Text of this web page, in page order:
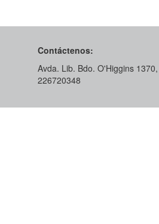
Contáctenos:
Avda. Lib. Bdo. O'Higgins
226720348